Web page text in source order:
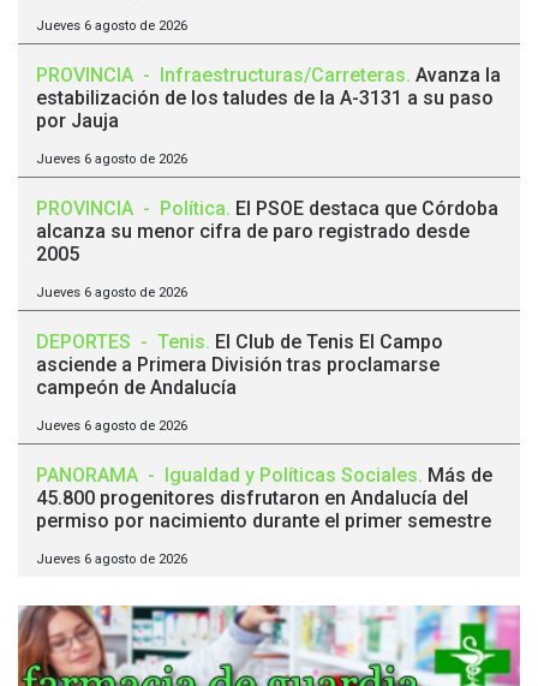
Jueves 6 agosto de 2026
PROVINCIA - Infraestructuras/Carreteras. Avanza la
estabilización de los taludes de la A-3131 a su paso
por Jauja
Jueves 6 agosto de 2026
PROVINCIA - Política. El PSOE destaca que Córdoba
alcanza su menor cifra de paro registrado desde
2005
Jueves 6 agosto de 2026
DEPORTES - Tenis. El Club de Tenis El Campo
asciende a Primera División tras proclamarse
campeón de Andalucía
Jueves 6 agosto de 2026
PANORAMA - Igualdad y Políticas Sociales. Más de
45.800 progenitores disfrutaron en Andalucía del
permiso por nacimiento durante el primer semestre
Jueves 6 agosto de 2026